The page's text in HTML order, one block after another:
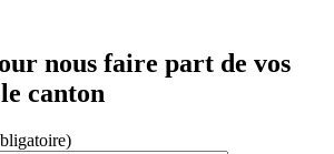
nous faire part de vos
canton